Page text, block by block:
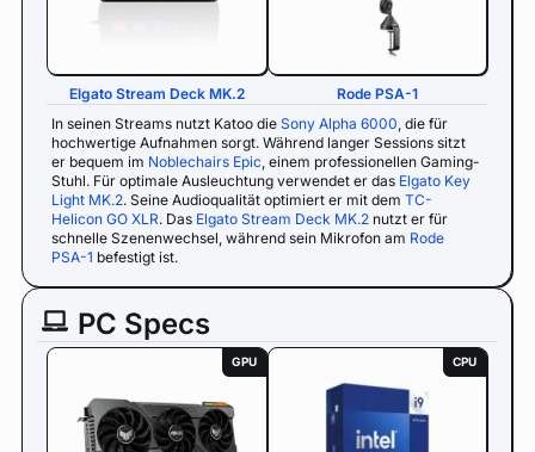
In seinen Streams nutzt Katoo die Sony Alpha 6000, die für
hochwertige Aufnahmen sorgt. Während langer Sessions sitzt
er bequem im Noblechairs Epic, einem professionellen Gaming-
Stuhl. Für optimale Ausleuchtung verwendet er das Elgato Key
Light MK.2. Seine Audioqualität optimiert er mit dem TC-
Helicon GO XLR. Das Elgato Stream Deck MK.2 nutzt er für
schnelle Szenenwechsel, während sein Mikrofon am Rode
PSA-1 befestigt ist.
Elgato Stream Deck MK.2 Rode PSA-1
PC Specs
GPU CPU